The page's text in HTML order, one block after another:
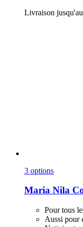
Livraison
3 options
Maria Nila
Pour tous
Aussi pour